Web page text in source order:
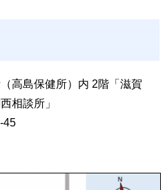
高島保健所）内 2階「滋賀
相談所」
45